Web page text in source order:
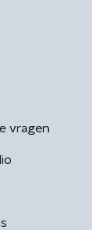
vragen